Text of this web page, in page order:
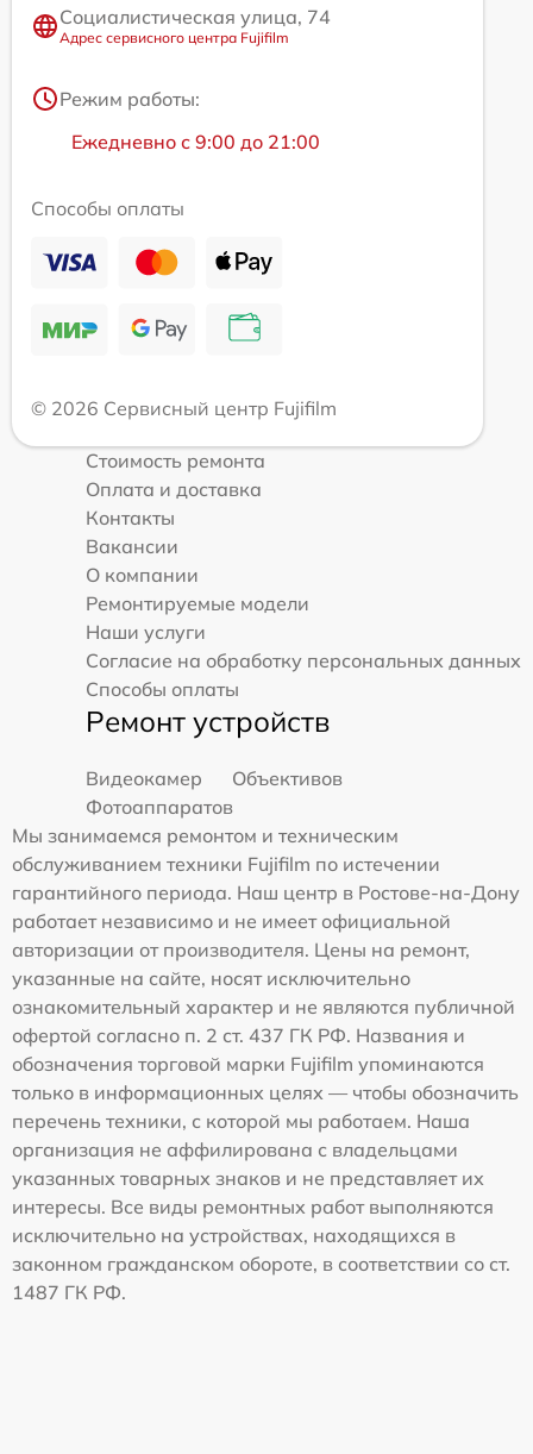
Социалистическая улица, 74
Адрес сервисного центра Fujifilm
Режим работы:
Ежедневно с 9:00 до 21:00
Способы оплаты
© 2026 Сервисный центр Fujifilm
Стоимость ремонта
Оплата и доставка
Контакты
Вакансии
О компании
Ремонтируемые модели
Наши услуги
Согласие на обработку персональных данных
Способы оплаты
Ремонт устройств
Видеокамер
Объективов
Фотоаппаратов
Мы занимаемся ремонтом и техническим
обслуживанием техники Fujifilm по истечении
гарантийного периода. Наш центр в Ростове-на-Дону
работает независимо и не имеет официальной
авторизации от производителя. Цены на ремонт,
указанные на сайте, носят исключительно
ознакомительный характер и не являются публичной
офертой согласно п. 2 ст. 437 ГК РФ. Названия и
обозначения торговой марки Fujifilm упоминаются
только в информационных целях — чтобы обозначить
перечень техники, с которой мы работаем. Наша
организация не аффилирована с владельцами
указанных товарных знаков и не представляет их
интересы. Все виды ремонтных работ выполняются
исключительно на устройствах, находящихся в
законном гражданском обороте, в соответствии со ст.
1487 ГК РФ.